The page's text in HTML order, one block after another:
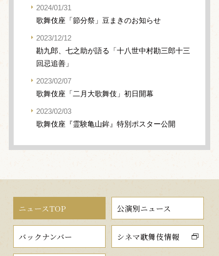
2024/01/31
歌舞伎座「節分祭」豆まきのお知らせ
2023/12/12
勘九郎、七之助が語る「十八世中村勘三郎十三
回忌追善」
2023/02/07
歌舞伎座「二月大歌舞伎」初日開幕
2023/02/03
歌舞伎座『霊験亀山鉾』特別ポスター公開
ニュースTOP 公演別ニュース
バックナンバー シネマ歌舞伎情報